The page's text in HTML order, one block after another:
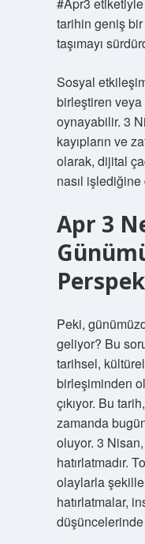
tarihin geniş
taşımayı
Sosyal
birleştiren veya
oynayabilir. 3
kayıpların ve
olarak, dijital
nasıl işlediğine
Apr 3
Peki,
geliyor? Bu
tarihsel,
birleşiminden
çıkıyor. Bu
zamanda
oluyor. 3
hatırlatmadır.
olaylarla
hatırlatmalar,
düşüncelerinde